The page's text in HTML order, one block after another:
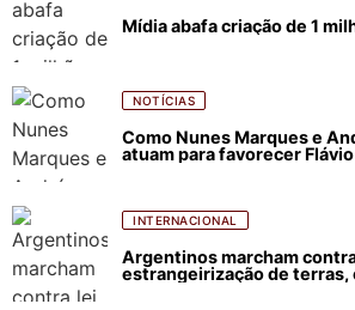
Mídia abafa criação de 1
NOTÍCIAS
Como Nunes Marques e
atuam para favorecer
INTERNACIONAL
Argentinos marcham
estrangeirização de terras,